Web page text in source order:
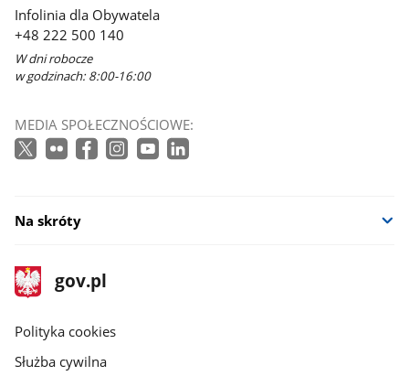
Infolinia dla Obywatela
+48 222 500 140
W dni robocze
w godzinach: 8:00-16:00
MEDIA SPOŁECZNOŚCIOWE:
Na skróty
stopka
gov.pl
Strona
gov.pl
gov.pl
Polityka cookies
Służba cywilna